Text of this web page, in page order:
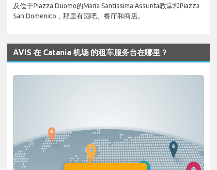
及位于Piazza Duomo的Maria Santissima Assunta教堂和Piazza
San Domenico，那里有酒吧、餐厅和商店。
AVIS 在 Catania 机场 的租车服务台在哪里？